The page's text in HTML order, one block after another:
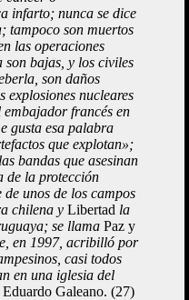
infarto; nunca se dice
tampoco son muertos
las operaciones
bajas, y los civiles
son daños
explosiones nucleares
francés en
gusta esa palabra
que explotan»;
bandas que asesinan
de la protección
unos de los campos
chilena y Libertad la
se llama Paz y
en 1997, acribilló por
casi todos
en una iglesia del
Eduardo Galeano. (27)